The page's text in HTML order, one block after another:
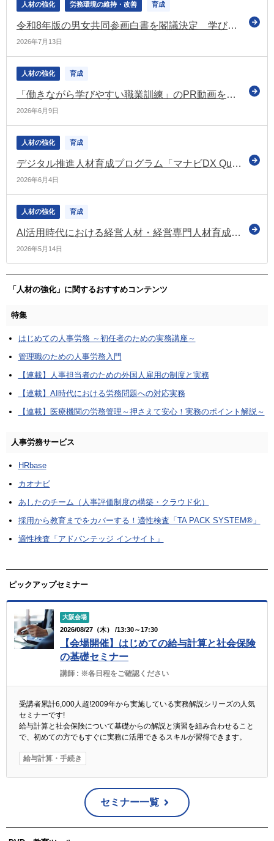
人材の強化 労務環境の維持・改善 育成
令和8年版の男女共同参画白書を閣議決定 学び直しの現状と分析を特集
2026年7月13日
人材の強化 育成
「働きながら学びやすい職業訓練」のPR動画を公開（独：高齢・障害・求職者雇用支援機構）
2026年6月9日
人材の強化 育成
デジタル推進人材育成プログラム「マナビDX Quest」の令和8年度受講生を募集（経産省）
2026年6月4日
人材の強化 育成
AI活用時代における経営人材・経営専門人材育成に関する審議結果を取りまとめ（日本学術会議の分科会）
2026年5月14日
「人材の強化」に関するおすすめコンテンツ
特集
はじめての人事労務 ～初任者のための実務講座～
管理職のための人事労務入門
【連載】人事担当者のための外国人雇用の制度と実務
【連載】AI時代における労務問題への対応実務
【連載】医療機関の労務管理～押さえて安心！実務のポイント解説～
人事労務サービス
HRbase
カオナビ
あしたのチーム（人事評価制度の構築・クラウド化）
採用から教育までをカバーする！適性検査「TA PACK SYSTEM®」
適性検査「アドバンテッジ インサイト」
ピックアップセミナー
大阪会場
2026/08/27（木） /13:30～17:30
【会場開催】はじめての給与計算と社会保険
の基礎セミナー
講師 : ※各日程をご確認ください
受講者累計6,000人超!2009年から実施している実務解説シリーズの人気
セミナーです!
給与計算と社会保険について基礎からの解説と演習を組み合わせること
で、初めての方でもすぐに実務に活用できるスキルが習得できます。
給与計算・手続き
セミナー一覧